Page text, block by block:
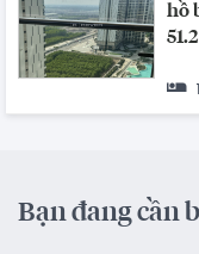
hồ
Bạn đang cần